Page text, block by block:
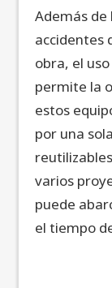
Además de
accidentes
obra, el
permite la
estos
por una
varios
puede
el tiempo